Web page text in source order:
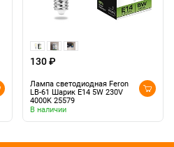
130 ₽
Лампа светодиодная Feron
LB-61 Шарик E14 5W 230V
4000K 25579
В наличии